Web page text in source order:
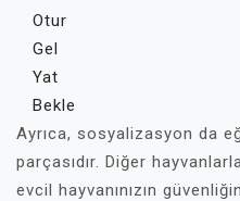
Otur
Gel
Yat
Bekle
Ayrıca, sosyalizasyon da
parçasıdır. Diğer
evcil hayvanınızın